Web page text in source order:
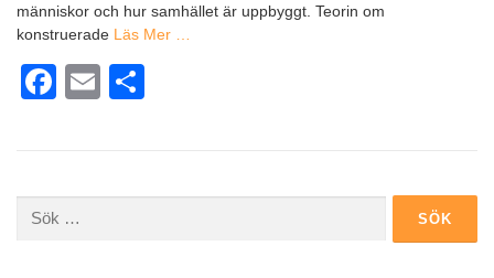
människor och hur samhället är uppbyggt. Teorin om
konstruerade Läs Mer …
Facebook
Email
efter: